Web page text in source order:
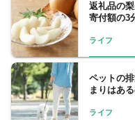
返礼品の
寄付額の3
ライフ
ペットの
まりはあ
ライフ